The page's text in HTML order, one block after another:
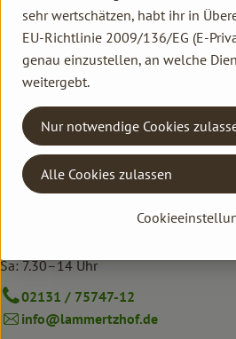
Aktuelles
info@lammertzhof.de
Kontakt Ökokiste
Familie Hannen Gemüse Abo
Neu Lammertzhof, 41564 Kaarst
02131 / 75747-17
oekokiste@lammertzhof.de
Kontrollstelle: DE-ÖKO-006
Sa: 7.30–14 Uhr
02131 / 75747-12
info@lammertzhof.de
sehr wertschätzen, habt ihr in
EU-Richtlinie 2009/136/EG (E-
genau einzustellen, an welche
weitergebt.
Nur notwendige Cookies
Alle Cookies zulassen